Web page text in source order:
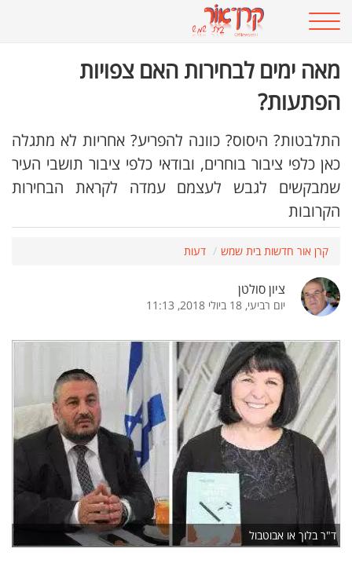
מאה ימים לבחירות האם צפויות
הפתעות?
התלבטות? היסוס? כוונה להפריע? אחריות לא מתגלה
כאן כלפי ציבור בוחרים, ובודאי כלפי ציבור תושבי העיר
שמבקשים לגבש לעצמם עמדה לקראת הבחירות
הקרובות
קרן אור חדשות בית שמש דעות
ציון סולטן
יום רביעי, 18 ביולי 2018, 11:13
ד"ר בלוך או אבוטבול